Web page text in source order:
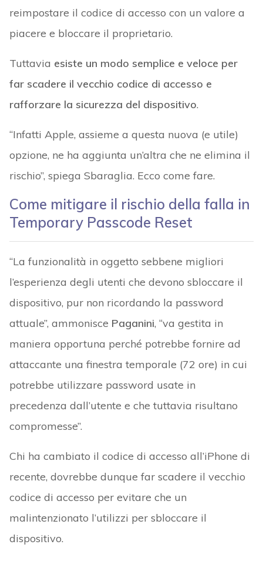
reimpostare il codice di accesso con un valore a
piacere e bloccare il proprietario.
Tuttavia esiste un modo semplice e veloce per
far scadere il vecchio codice di accesso e
rafforzare la sicurezza del dispositivo.
“Infatti Apple, assieme a questa nuova (e utile)
opzione, ne ha aggiunta un’altra che ne elimina il
rischio”, spiega Sbaraglia. Ecco come fare.
Come mitigare il rischio della falla in
Temporary Passcode Reset
“La funzionalità in oggetto sebbene migliori
l’esperienza degli utenti che devono sbloccare il
dispositivo, pur non ricordando la password
attuale”, ammonisce Paganini, “va gestita in
maniera opportuna perché potrebbe fornire ad
attaccante una finestra temporale (72 ore) in cui
potrebbe utilizzare password usate in
precedenza dall’utente e che tuttavia risultano
compromesse”.
Chi ha cambiato il codice di accesso all’iPhone di
recente, dovrebbe dunque far scadere il vecchio
codice di accesso per evitare che un
malintenzionato l’utilizzi per sbloccare il
dispositivo.